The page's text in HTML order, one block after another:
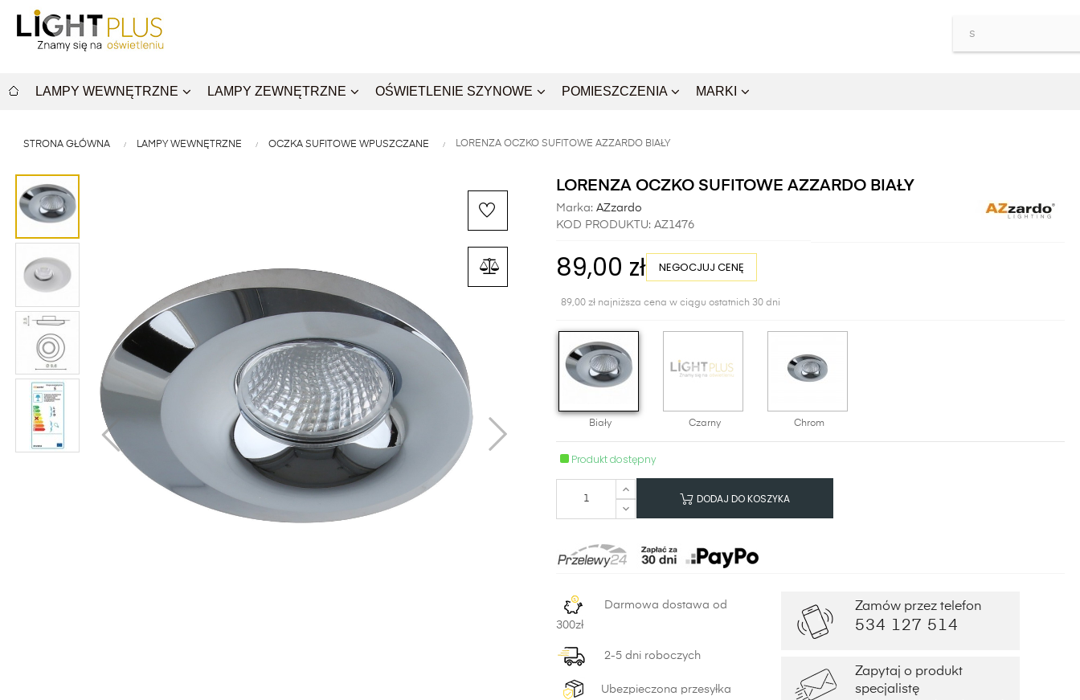
LAMPY WEWNĘTRZNE LAMPY ZEWNĘTRZNE OŚWIETLENIE SZYNOWE POMIESZCZENIA MARKI
STRONA GŁÓWNA LAMPY WEWNĘTRZNE OCZKA SUFITOWE WPUSZCZANE LORENZA OCZKO SUFITOWE AZZARDO BIAŁY
LORENZA OCZKO SUFITOWE AZZARDO BIAŁY
Marka: AZzardo
KOD PRODUKTU: AZ1476
89,00 zł NEGOCJUJ CENĘ
89,00 zł najniższa cena w ciągu ostatnich 30 dni
Biały Czarny Chrom
Produkt dostępny
DODAJ DO KOSZYKA
Darmowa dostawa od
300zł
2-5 dni roboczych
Ubezpieczona przesyłka
Zamów przez telefon
534 127 514
Zapytaj o produkt
specjalistę